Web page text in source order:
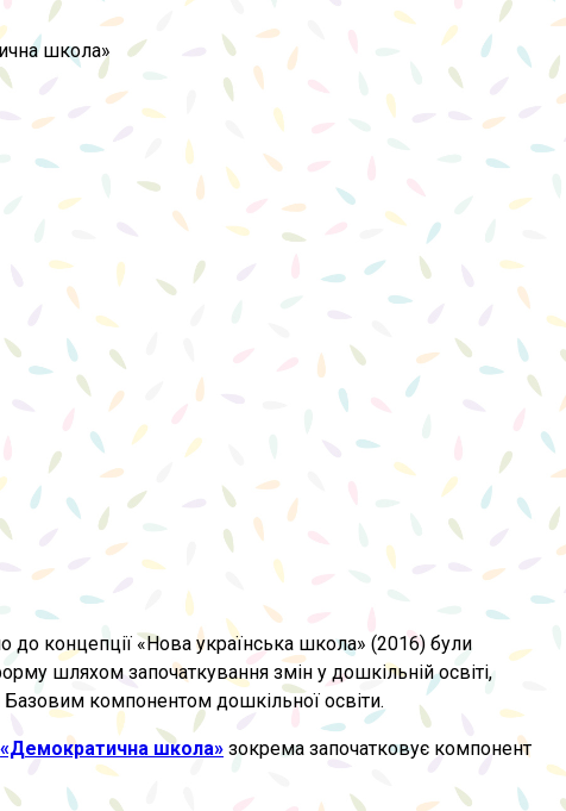
школа»
до концепції «Нова українська школа» (2016) були
шляхом започаткування змін у дошкільній освіті,
компонентом дошкільної освіти.
«Демократична школа» зокрема започатковує компонент